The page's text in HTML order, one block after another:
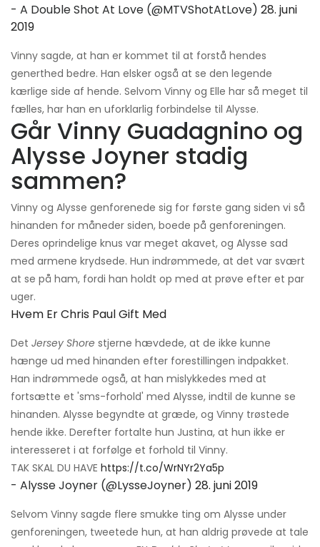
- A Double Shot At Love (@MTVShotAtLove) 28. juni
2019
Vinny sagde, at han er kommet til at forstå hendes
generthed bedre. Han elsker også at se den legende
kærlige side af hende. Selvom Vinny og Elle har så meget til
fælles, har han en uforklarlig forbindelse til Alysse.
Går Vinny Guadagnino og
Alysse Joyner stadig
sammen?
Vinny og Alysse genforenede sig for første gang siden vi så
hinanden for måneder siden, boede på genforeningen.
Deres oprindelige knus var meget akavet, og Alysse sad
med armene krydsede. Hun indrømmede, at det var svært
at se på ham, fordi han holdt op med at prøve efter et par
uger.
Hvem Er Chris Paul Gift Med
Det Jersey Shore stjerne hævdede, at de ikke kunne
hænge ud med hinanden efter forestillingen indpakket.
Han indrømmede også, at han mislykkedes med at
fortsætte et 'sms-forhold' med Alysse, indtil de kunne se
hinanden. Alysse begyndte at græde, og Vinny trøstede
hende ikke. Derefter fortalte hun Justina, at hun ikke er
interesseret i at forfølge et forhold til Vinny.
TAK SKAL DU HAVE https://t.co/WrNYr2Ya5p
- Alysse Joyner (@LysseJoyner) 28. juni 2019
Selvom Vinny sagde flere smukke ting om Alysse under
genforeningen, tweetede hun, at han aldrig prøvede at tale